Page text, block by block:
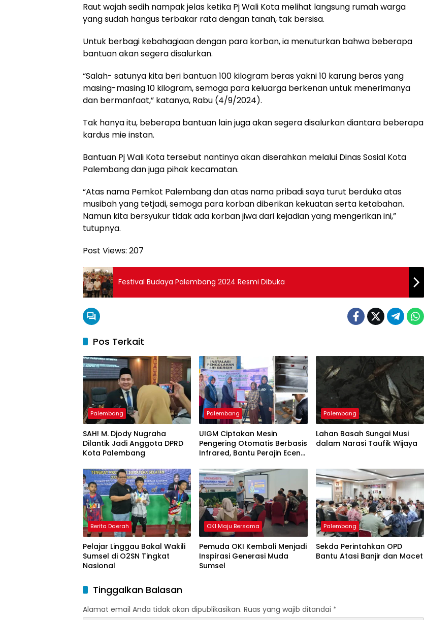
Raut wajah sedih nampak jelas ketika Pj Wali Kota melihat langsung rumah warga
yang sudah hangus terbakar rata dengan tanah, tak bersisa.
Untuk berbagi kebahagiaan dengan para korban, ia menuturkan bahwa beberapa
bantuan akan segera disalurkan.
“Salah- satunya kita beri bantuan 100 kilogram beras yakni 10 karung beras yang
masing-masing 10 kilogram, semoga para keluarga berkenan untuk menerimanya
dan bermanfaat,” katanya, Rabu (4/9/2024).
Tak hanya itu, beberapa bantuan lain juga akan segera disalurkan diantara beberapa
kardus mie instan.
Bantuan Pj Wali Kota tersebut nantinya akan diserahkan melalui Dinas Sosial Kota
Palembang dan juga pihak kecamatan.
“Atas nama Pemkot Palembang dan atas nama pribadi saya turut berduka atas
musibah yang tetjadi, semoga para korban diberikan kekuatan serta ketabahan.
Namun kita bersyukur tidak ada korban jiwa dari kejadian yang mengerikan ini,”
tutupnya.
Post Views: 207
Festival Budaya Palembang 2024 Resmi Dibuka
Pos Terkait
Palembang
SAH! M. Djody Nugraha
Dilantik Jadi Anggota DPRD
Kota Palembang
Palembang
UIGM Ciptakan Mesin
Pengering Otomatis Berbasis
Infrared, Bantu Perajin Eceng
Palembang
Lahan Basah Sungai Musi
dalam Narasi Taufik Wijaya
Berita Daerah
Pelajar Linggau Bakal Wakili
Sumsel di O2SN Tingkat
Nasional
OKI Maju Bersama
Pemuda OKI Kembali Menjadi
Inspirasi Generasi Muda
Sumsel
Palembang
Sekda Perintahkan OPD
Bantu Atasi Banjir dan Macet
Tinggalkan Balasan
Alamat email Anda tidak akan dipublikasikan. Ruas yang wajib ditandai *